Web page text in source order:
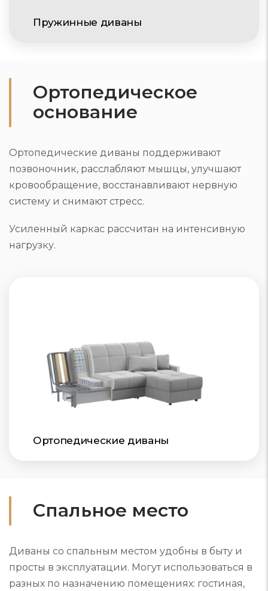
Пружинные диваны
Ортопедическое
основание
Ортопедические диваны поддерживают
позвоночник, расслабляют мышцы, улучшают
кровообращение, восстанавливают нервную
систему и снимают стресс.
Усиленный каркас рассчитан на интенсивную
нагрузку.
Ортопедические диваны
Спальное место
Диваны со спальным местом удобны в быту и
просты в эксплуатации. Могут использоваться в
разных по назначению помещениях: гостиная,